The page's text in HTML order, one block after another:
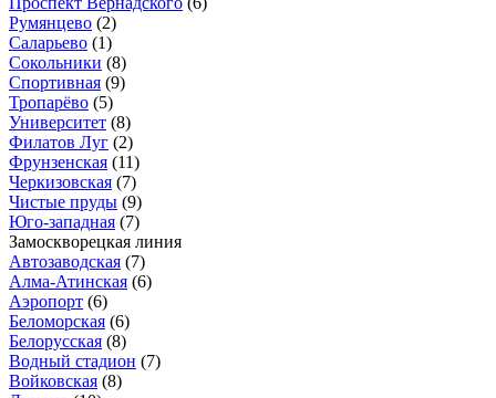
Румянцево (2)
Саларьево (1)
Сокольники (8)
Спортивная (9)
Тропарёво (5)
Университет (8)
Филатов Луг (2)
Фрунзенская (11)
Черкизовская (7)
Чистые пруды (9)
Юго-западная (7)
Замоскворецкая линия
Автозаводская (7)
Алма-Атинская (6)
Аэропорт (6)
Беломорская (6)
Белорусская (8)
Водный стадион (7)
Войковская (8)